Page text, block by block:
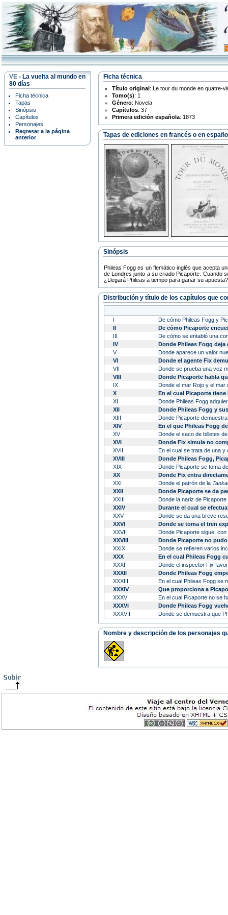
VE - La vuelta al mundo en
80 días
Ficha técnica
Tapas
Sinópsis
Capítulos
Personajes
Regresar a la página
anterior
Ficha técnica
Título original: Le tour du monde en quatre-
Tomo(s): 1
Género: Novela
Capítulos: 37
Primera edición española: 1873
Tapas de ediciones en francés o en
Sinópsis
Phileas Fogg es un flemático inglés que acepta
de Londres junto a su criado Picaporte. Cuando
¿Llegará Phileas a tiempo para ganar su apuesta?
Distribución y título de los capítulos que
I
De cómo Phileas Fogg y
II
De cómo Picaporte
III
De cómo se entabló una
IV
Donde Phileas Fogg
V
Donde aparece un valor
VI
Donde el agente Fix
VII
Donde se prueba una vez
VIII
Donde Picaporte habla
IX
Donde el mar Rojo y el
X
En el cual Picaporte
XI
Donde Phileas Fogg
XII
Donde Phileas Fogg y
XIII
Donde Picaporte
XIV
En el que Phileas Fogg
XV
Donde el saco de billetes
XVI
Donde Fix simula no
XVII
En el cual se trata de una
XVIII
Donde Phileas Fogg,
XIX
Donde Picaporte se toma
XX
Donde Fix entra
XXI
Donde el patrón de la
XXII
Donde Picaporte se da
XXIII
Donde la nariz de
XXIV
Durante el cual se
XXV
Donde se da una breve
XXVI
Donde se toma el tren
XXVII
Donde Picaporte sigue,
XXVIII
Donde Picaporte no
XXIX
Donde se refieren varios
XXX
En el cual Phileas Fogg
XXXI
Donde el inspector Fix
XXXII
Donde Phileas Fogg
XXXIII
En el cual Phileas Fogg se
XXXIV
Que proporciona a
XXXV
En el cual Picaporte no se
XXXVI
Donde Phileas Fogg
XXXVII
Donde se demuestra que
Nombre y descripción de los personajes